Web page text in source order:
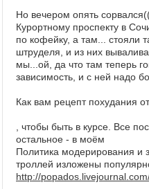
Но вечером опять
Курортному проспекту в
по кофейку, а там... стояли
штруделя, и из них
мы...ой, да что там теперь
зависимость, и с ней надо
Как вам рецепт похудания
, чтобы быть в курсе. Все
остальное - в моём
Политика модерирования и
троллей изложены
http://